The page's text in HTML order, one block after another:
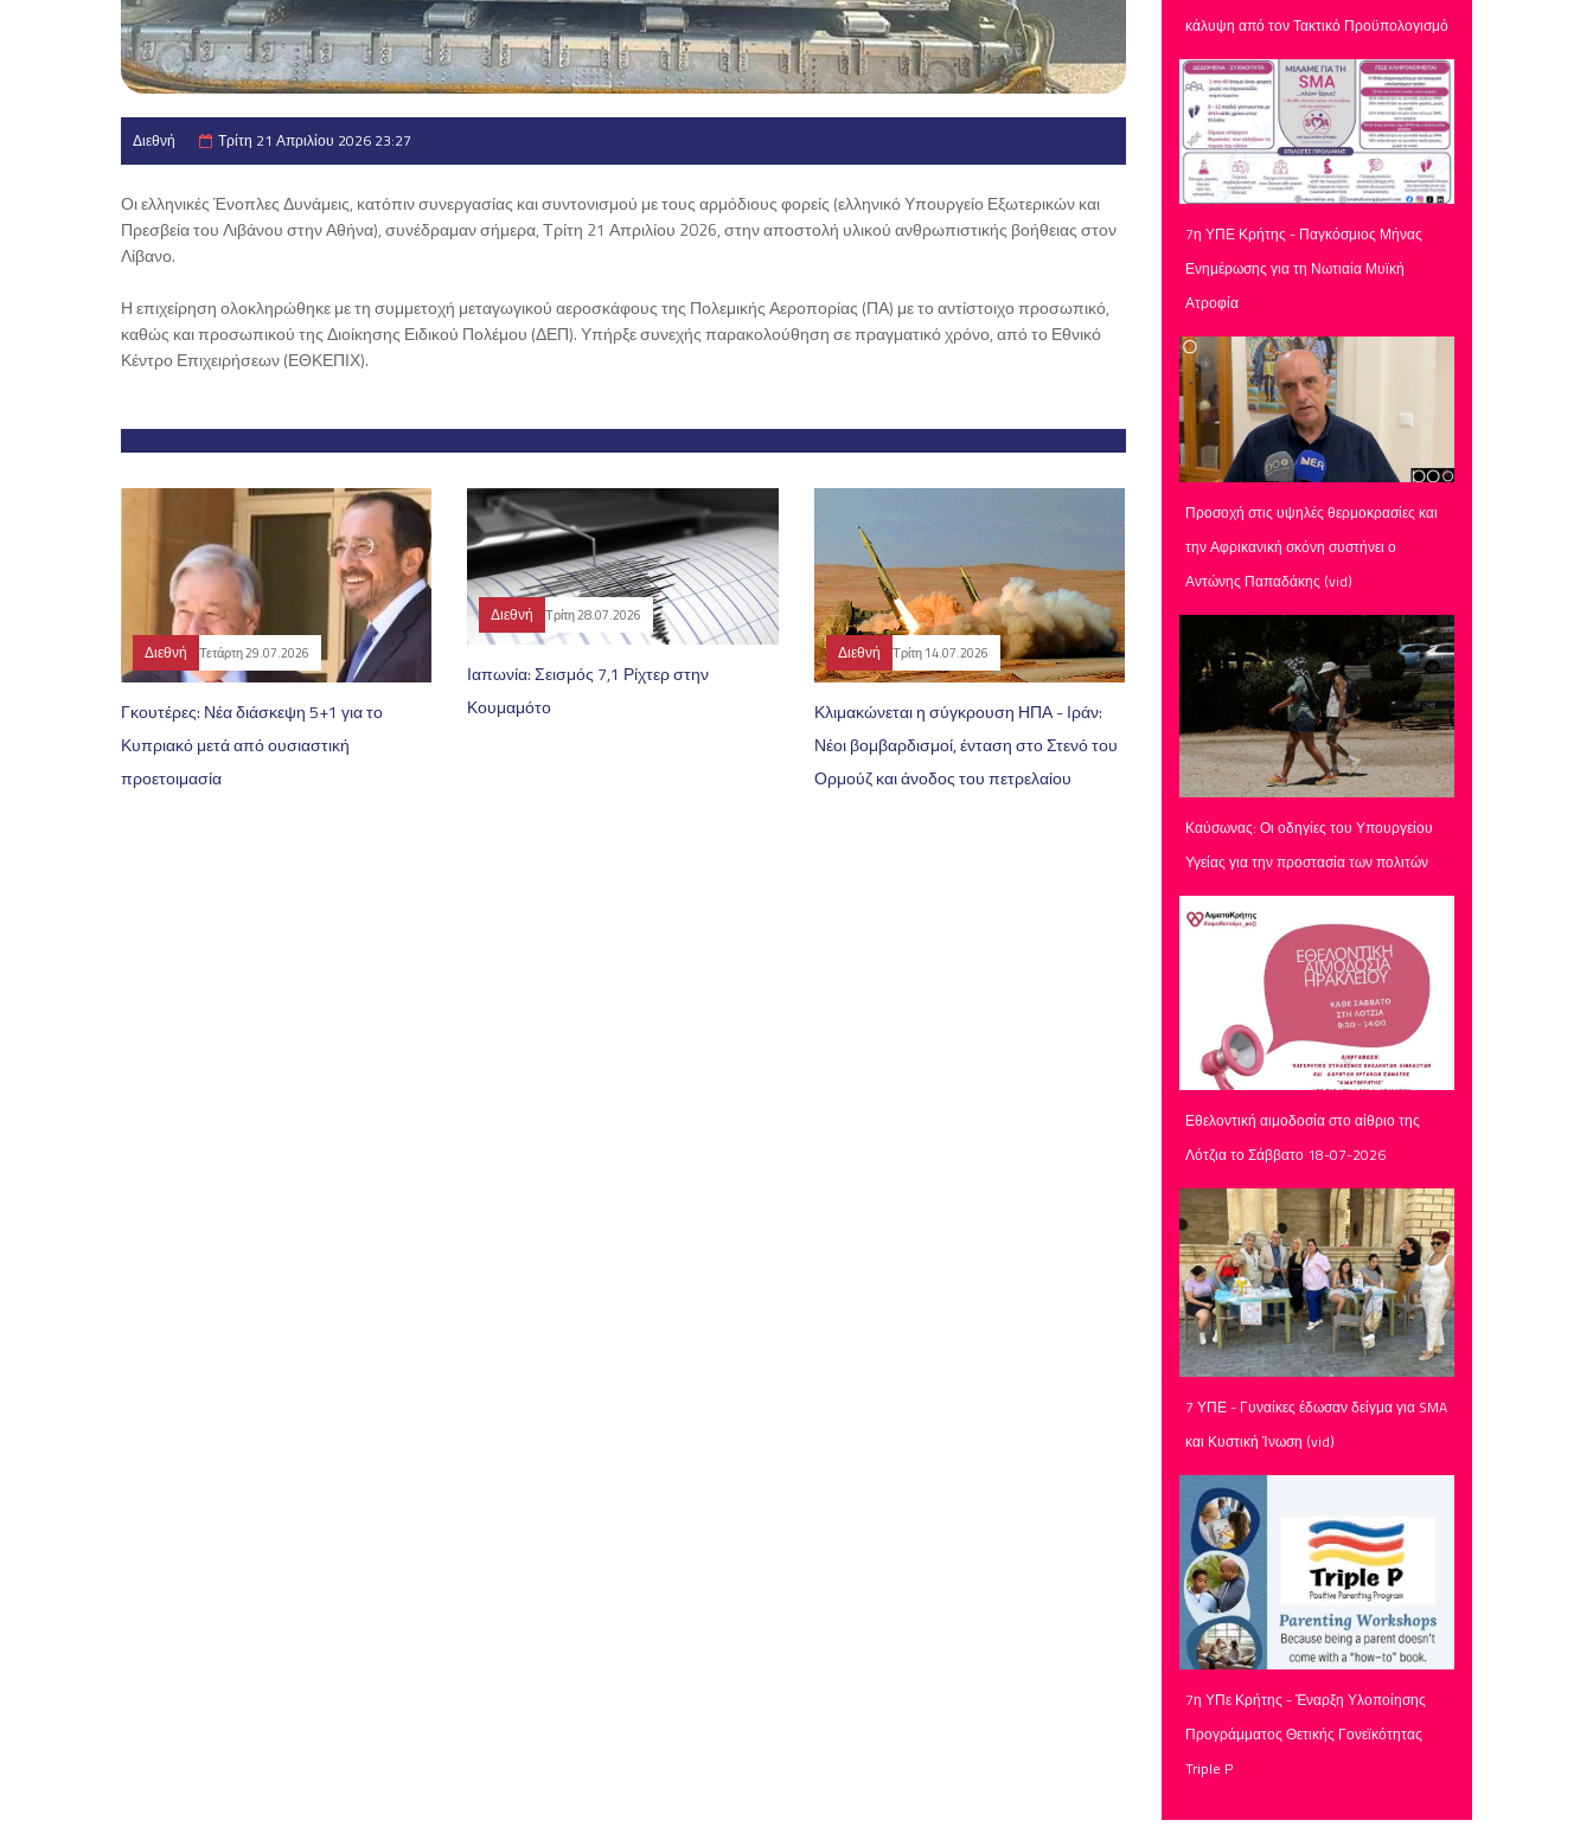
Διεθνή Τρίτη 21 Απριλίου 2026 23:27
Οι ελληνικές Ένοπλες Δυνάμεις, κατόπιν συνεργασίας και συντονισμού με τους αρμόδιους φορείς (ελληνικό Υπουργείο Εξωτερικών και
Πρεσβεία του Λιβάνου στην Αθήνα), συνέδραμαν σήμερα, Τρίτη 21 Απριλίου 2026, στην αποστολή υλικού ανθρωπιστικής βοήθειας στον
Λίβανο.
Η επιχείρηση ολοκληρώθηκε με τη συμμετοχή μεταγωγικού αεροσκάφους της Πολεμικής Αεροπορίας (ΠΑ) με το αντίστοιχο προσωπικό,
καθώς και προσωπικού της Διοίκησης Ειδικού Πολέμου (ΔΕΠ). Υπήρξε συνεχής παρακολούθηση σε πραγματικό χρόνο, από το Εθνικό
Κέντρο Επιχειρήσεων (ΕΘΚΕΠΙΧ).
Διεθνή Τετάρτη 29.07.2026
Γκουτέρες: Νέα διάσκεψη 5+1 για το
Κυπριακό μετά από ουσιαστική
προετοιμασία
Διεθνή Τρίτη 28.07.2026
Ιαπωνία: Σεισμός 7,1 Ρίχτερ στην
Κουμαμότο
Διεθνή Τρίτη 14.07.2026
Κλιμακώνεται η σύγκρουση ΗΠΑ - Ιράν:
Νέοι βομβαρδισμοί, ένταση στο Στενό του
Ορμούζ και άνοδος του πετρελαίου
κάλυψη από τον Τακτικό Προϋπολογισμό
7η ΥΠΕ Κρήτης - Παγκόσμιος Μήνας
Ενημέρωσης για τη Νωτιαία Μυϊκή
Ατροφία
Προσοχή στις υψηλές θερμοκρασίες και
την Αφρικανική σκόνη συστήνει ο
Αντώνης Παπαδάκης (vid)
Καύσωνας: Οι οδηγίες του Υπουργείου
Υγείας για την προστασία των πολιτών
Εθελοντική αιμοδοσία στο αίθριο της
Λότζια το Σάββατο 18-07-2026
7 ΥΠΕ - Γυναίκες έδωσαν δείγμα για SMA
και Κυστική Ίνωση (vid)
7η ΥΠε Κρήτης - Έναρξη Υλοποίησης
Προγράμματος Θετικής Γονεϊκότητας
Triple P